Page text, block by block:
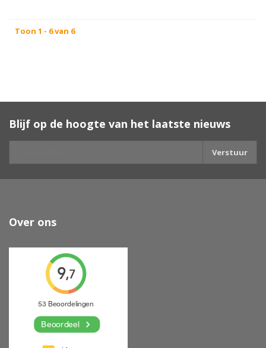
Toon 1 - 6 van 6
Blijf op de hoogte van het laatste nieuws
Verstuur
Over ons